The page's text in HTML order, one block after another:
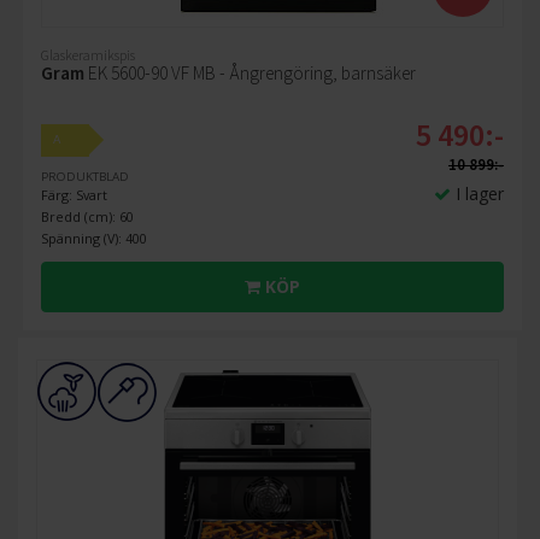
Glaskeramikspis
Gram EK 5600-90 VF MB - Ångrengöring, barnsäker
A
PRODUKTBLAD
Färg: Svart
Bredd (cm): 60
Spänning (V): 400
5 490:-
10 899:-
I lager
KÖP